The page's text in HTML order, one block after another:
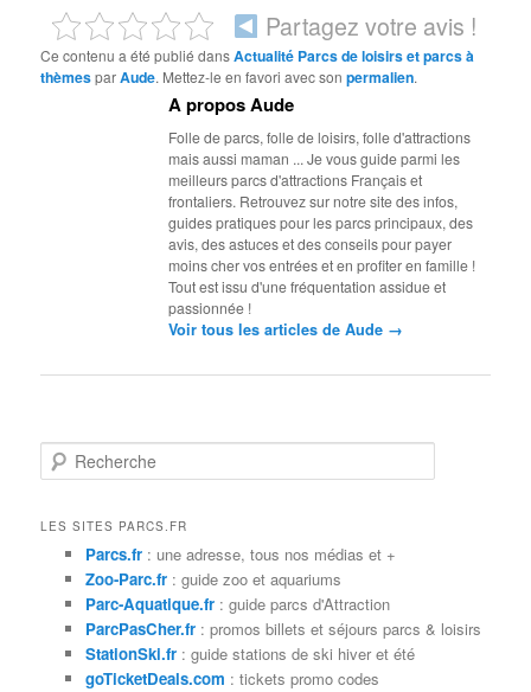
Partagez votre avis !
Ce contenu a été publié dansActualité Parcs de loisirs et parcs à
thèmesparAude. Mettez-le en favori avec sonpermalien.
A propos Aude
Folle de parcs, folle de loisirs, folle d'attractions
mais aussi maman ... Je vous guide parmi les
meilleurs parcs d'attractions Français et
frontaliers. Retrouvez sur notre site des infos,
guides pratiques pour les parcs principaux, des
avis, des astuces et des conseils pour payer
moins cher vos entrées et en profiter en famille !
Tout est issu d'une fréquentation assidue et
passionnée !
Voir tous les articles de Aude →
e
h
LES SITES PARCS.FR
Parcs.fr: une adresse, tous nos médias et +
Zoo-Parc.fr: guide zoo et aquariums
Parc-Aquatique.fr: guide parcs d'Attraction
ParcPasCher.fr: promos billets et séjours parcs & loisirs
StationSki.fr: guide stations de ski hiver et été
goTicketDeals.com : tickets promo codes